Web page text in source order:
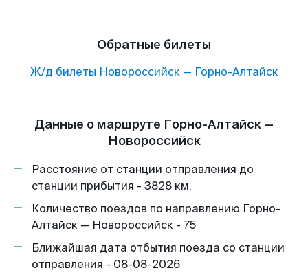
Обратные билеты
Ж/д билеты Новороссийск— Горно-Алтайск
Данные о маршруте Горно-Алтайск —
Новороссийск
Расстояние от станции отправления до
станции прибытия - 3828 км.
Количество поездов по направлению Горно-
Алтайск — Новороссийск - 75
Ближайшая дата отбытия поезда со станции
отправления - 08-08-2026